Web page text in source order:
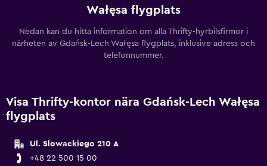
Wałęsa flygplats
Nedan kan du hitta information om alla Thrifty-hyrbilsfirmor i
närheten av Gdańsk-Lech Wałęsa flygplats, inklusive adress och
telefonnummer.
Visa Thrifty-kontor nära Gdańsk-Lech Wałęsa
flygplats
Ul. Slowackiego 210 A
+48 22 500 15 00